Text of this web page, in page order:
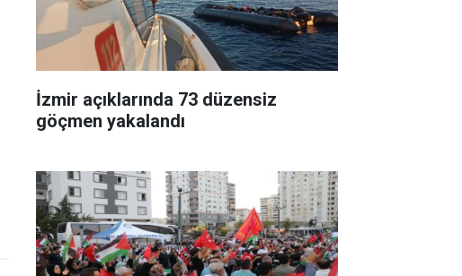
İzmir açıklarında 73 düzensiz
göçmen yakalandı